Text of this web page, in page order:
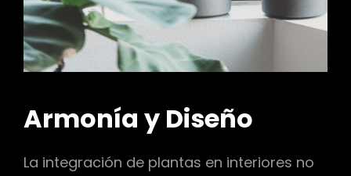
Armonía y Diseño
La integración de plantas en interiores no